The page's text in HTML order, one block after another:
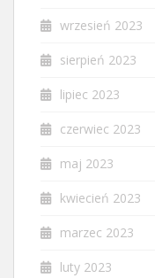
wrzesień 2023
sierpień 2023
lipiec 2023
czerwiec 2023
maj 2023
kwiecień 2023
marzec 2023
luty 2023